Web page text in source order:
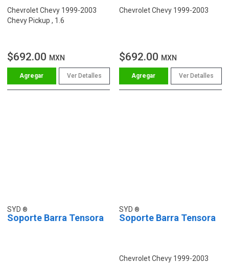
Chevrolet Chevy 1999-2003
Chevy Pickup , 1.6
$692.00 MXN
Ver Detalles
Chevrolet Chevy 1999-2003
$692.00 MXN
Ver Detalles
SYD
Soporte Barra Tensora
SYD
Soporte Barra Tensora
Chevrolet Chevy 1999-2003